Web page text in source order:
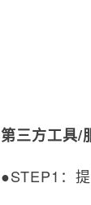
第三方工具/
●STEP1：